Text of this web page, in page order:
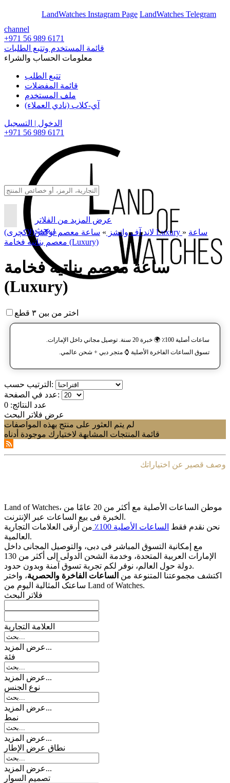
LandWatches Instagram Page LandWatches Telegram
channel
+971 56 989 6171
قائمة المستخدم وتتبع الطلبات
معلومات الحساب والشراء
تتبع الطلب
قائمة المفضلات
ملف المستخدم
آي-كلاب (نادي العملاء)
الدخول | التسجيل
+971 56 989 6171
عرض المزيد من الفلاتر
بحث...
لاند آف واتشز » ساعة معصم لوکس(لاکچری) Luxury » ساعة
معصم بناتیه فخامة (Luxury)
ساعة معصم بناتیه فخامة
(Luxury)
اختر من بين ٣ قطع
ساعات أصلية 100٪ 🌍 خبرة 20 سنة. توصيل مجاني داخل الإمارات.
تسوق الساعات الفاخرة الأصلية ⌚️ متجر دبي + شحن عالمي.
الترتيب حسب:
عدد في الصفحة:
عدد النتائج: 0
عرض فلاتر البحث
لم يتم العثور على منتج بهذه المواصفات
قائمة المنتجات المشابهة لاختيارك موجودة أدناه
وصف قصير عن اختياراتك
Land of Watches، موطن الساعات الأصلیة مع أکثر من 20 عامًا من
الخبرة فی بیع الساعات عبر الإنترنت.
نحن نقدم فقط الساعات الأصلیة 100٪
من أرقى العلامات التجاریة
العالمیة.
مع إمکانیة التسوق المباشر فی دبی، والتوصیل المجانی داخل
الإمارات العربیة المتحدة، وخدمة الشحن الدولی إلى أکثر من 130
دولة حول العالم، نوفر لکم تجربة تسوق آمنة وبدون حدود.
اکتشف مجموعتنا المتنوعة من الساعات الفاخرة والحصریة، واختر
ساعتک المثالیة الیوم من Land of Watches.
فلاتر البحث
العلامة التجارية
عرض المزيد...
فئة
عرض المزيد...
نوع الجنس
عرض المزيد...
نمط
عرض المزيد...
نطاق عرض الإطار
عرض المزيد...
تصمیم السوار